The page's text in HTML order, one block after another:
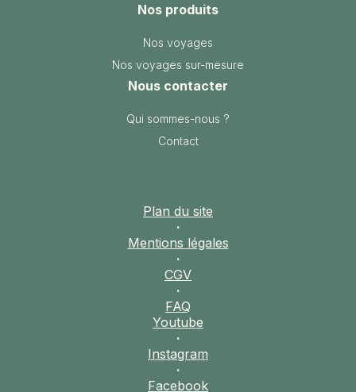
Les
extensions
Nos produits
Nos voyages
Nos voyages sur-mesure
Nous contacter
Qui sommes-nous ?
Contact
Plan du site
·
Mentions légales
·
CGV
·
FAQ
Youtube
·
Instagram
·
Facebook